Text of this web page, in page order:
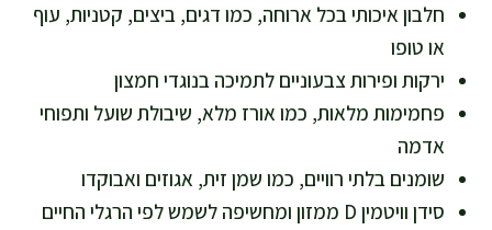
חלבון איכותי בכל ארוחה, כמו דגים, ביצים, קטניות, עוף
או טופו
ירקות ופירות צבעוניים לתמיכה בנוגדי חמצון
פחמימות מלאות, כמו אורז מלא, שיבולת שועל ותפוחי
אדמה
שומנים בלתי רוויים, כמו שמן זית, אגוזים ואבוקדו
סידן וויטמין D ממזון ומחשיפה לשמש לפי הרגלי החיים